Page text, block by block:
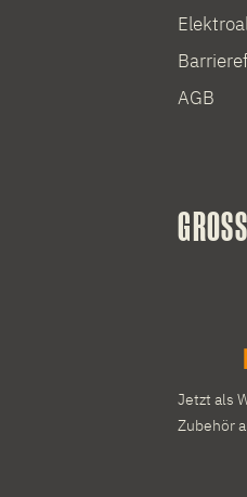
AGB
Jetzt als
Zubehör